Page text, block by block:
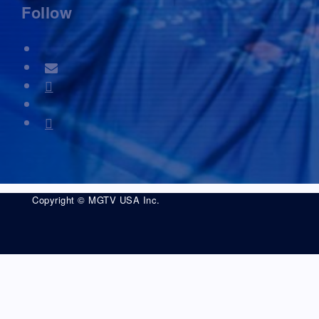
Follow
Copyright © MGTV USA Inc.